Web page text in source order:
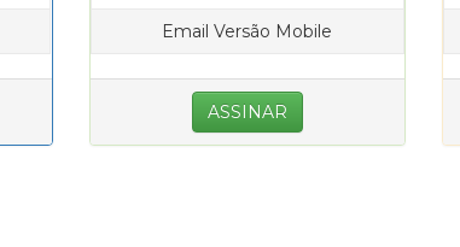
Email Versão Mobile
ASSINAR